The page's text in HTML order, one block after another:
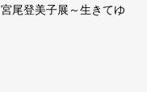
尾登美子展～生きてゆ